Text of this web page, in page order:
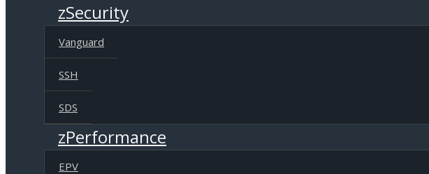
zSecurity
Vanguard
SSH
SDS
zPerformance
EPV